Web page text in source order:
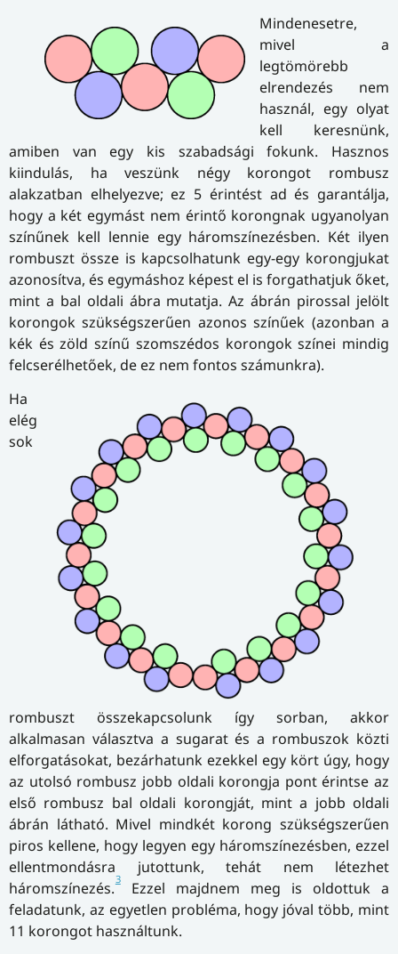
Mindenesetre,
mivel a
legtömörebb
elrendezés nem
használ, egy olyat
kell keresnünk,
amiben van egy kis szabadsági fokunk. Hasznos
kiindulás, ha veszünk négy korongot rombusz
alakzatban elhelyezve; ez 5 érintést ad és garantálja,
hogy a két egymást nem érintő korongnak ugyanolyan
színűnek kell lennie egy háromszínezésben. Két ilyen
rombuszt össze is kapcsolhatunk egy-egy korongjukat
azonosítva, és egymáshoz képest el is forgathatjuk őket,
mint a bal oldali ábra mutatja. Az ábrán pirossal jelölt
korongok szükségszerűen azonos színűek (azonban a
kék és zöld színű szomszédos korongok színei mindig
felcserélhetőek, de ez nem fontos számunkra).
Ha
elég
sok
rombuszt összekapcsolunk így sorban, akkor
alkalmasan választva a sugarat és a rombuszok közti
elforgatásokat, bezárhatunk ezekkel egy kört úgy, hogy
az utolsó rombusz jobb oldali korongja pont érintse az
első rombusz bal oldali korongját, mint a jobb oldali
ábrán látható. Mivel mindkét korong szükségszerűen
piros kellene, hogy legyen egy háromszínezésben, ezzel
ellentmondásra jutottunk, tehát nem létezhet
háromszínezés.3
Ezzel majdnem meg is oldottuk a
feladatunk, az egyetlen probléma, hogy jóval több, mint
11 korongot használtunk.